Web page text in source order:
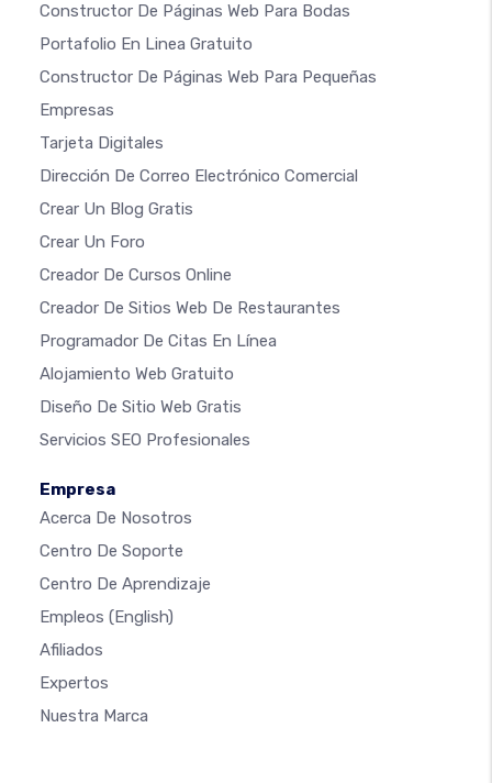
Constructor De Páginas Web Para Bodas
Portafolio En Linea Gratuito
Constructor De Páginas Web Para Pequeñas
Empresas
Tarjeta Digitales
Dirección De Correo Electrónico Comercial
Crear Un Blog Gratis
Crear Un Foro
Creador De Cursos Online
Creador De Sitios Web De Restaurantes
Programador De Citas En Línea
Alojamiento Web Gratuito
Diseño De Sitio Web Gratis
Servicios SEO Profesionales
Empresa
Acerca De Nosotros
Centro De Soporte
Centro De Aprendizaje
Empleos (English)
Afiliados
Expertos
Nuestra Marca